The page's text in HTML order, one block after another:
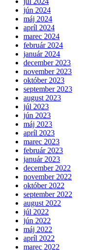
jún 2024
máj 2024
apríl 2024
marec 2024
február 2024
január 2024
december 2023
november 2023
október 2023
september 2023
august 2023
júl 2023
jún 2023
máj 2023
apríl 2023
marec 2023
február 2023
január 2023
december 2022
november 2022
október 2022
september 2022
august 2022
júl 2022
jún 2022
máj 2022
apríl 2022
marec 2022